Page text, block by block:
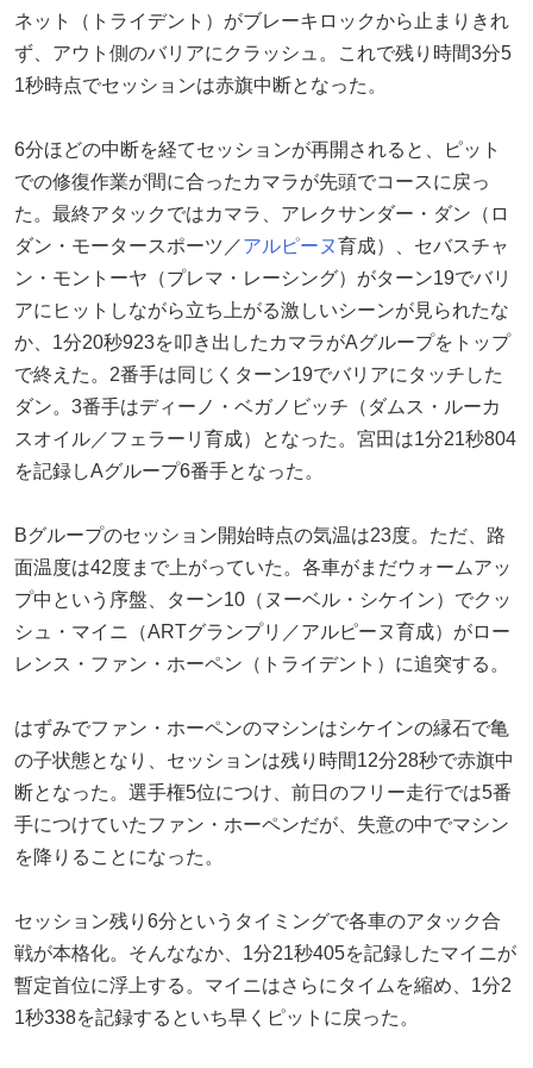
ネット（トライデント）がブレーキロックから止まりきれ
ず、アウト側のバリアにクラッシュ。これで残り時間3分5
1秒時点でセッションは赤旗中断となった。
6分ほどの中断を経てセッションが再開されると、ピット
での修復作業が間に合ったカマラが先頭でコースに戻っ
た。最終アタックではカマラ、アレクサンダー・ダン（ロ
ダン・モータースポーツ／アルピーヌ育成）、セバスチャ
ン・モントーヤ（プレマ・レーシング）がターン19でバリ
アにヒットしながら立ち上がる激しいシーンが見られたな
か、1分20秒923を叩き出したカマラがAグループをトップ
で終えた。2番手は同じくターン19でバリアにタッチした
ダン。3番手はディーノ・ベガノビッチ（ダムス・ルーカ
スオイル／フェラーリ育成）となった。宮田は1分21秒804
を記録しAグループ6番手となった。
Bグループのセッション開始時点の気温は23度。ただ、路
面温度は42度まで上がっていた。各車がまだウォームアッ
プ中という序盤、ターン10（ヌーベル・シケイン）でクッ
シュ・マイニ（ARTグランプリ／アルピーヌ育成）がロー
レンス・ファン・ホーペン（トライデント）に追突する。
はずみでファン・ホーペンのマシンはシケインの縁石で亀
の子状態となり、セッションは残り時間12分28秒で赤旗中
断となった。選手権5位につけ、前日のフリー走行では5番
手につけていたファン・ホーペンだが、失意の中でマシン
を降りることになった。
セッション残り6分というタイミングで各車のアタック合
戦が本格化。そんななか、1分21秒405を記録したマイニが
暫定首位に浮上する。マイニはさらにタイムを縮め、1分2
1秒338を記録するといち早くピットに戻った。